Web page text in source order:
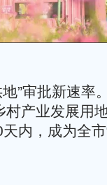
”审批新速率
村产业发展用
内，成为全市